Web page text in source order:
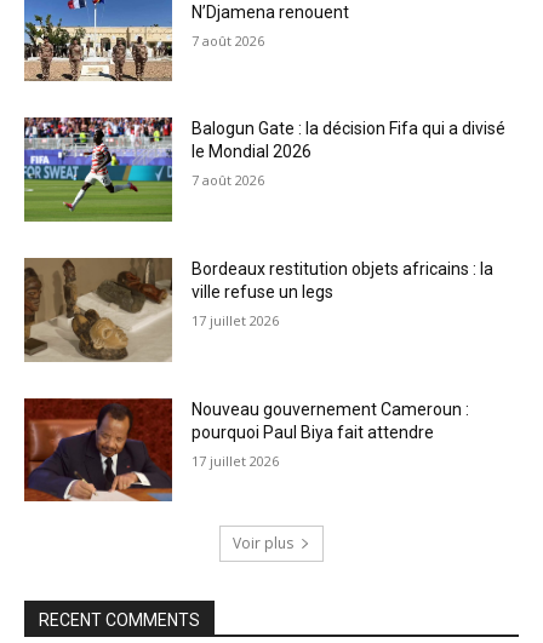
N’Djamena renouent
7 août 2026
Balogun Gate : la décision Fifa qui a divisé
le Mondial 2026
7 août 2026
Bordeaux restitution objets africains : la
ville refuse un legs
17 juillet 2026
Nouveau gouvernement Cameroun :
pourquoi Paul Biya fait attendre
17 juillet 2026
Voir plus
RECENT COMMENTS